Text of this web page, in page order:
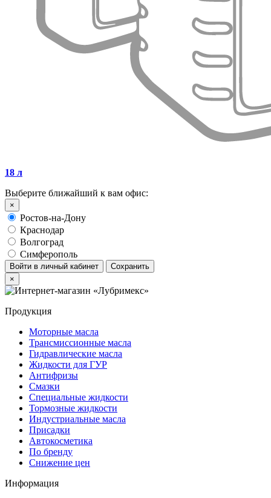
18 л
Выберите ближайший к вам офис:
×
Ростов-на-Дону
Краснодар
Волгоград
Симферополь
Войти в личный кабинет
Сохранить
×
Продукция
Моторные масла
Трансмиссионные масла
Гидравлические масла
Жидкости для ГУР
Антифризы
Смазки
Специальные жидкости
Тормозные жидкости
Индустриальные масла
Присадки
Автокосметика
По бренду
Снижение цен
Информация